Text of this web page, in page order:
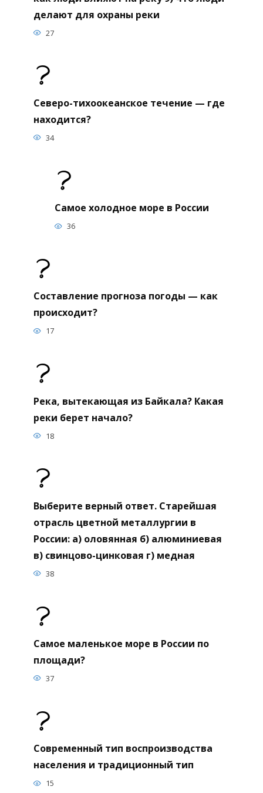
делают для охраны реки
27
Северо-тихоокеанское течение — где
находится?
34
Самое холодное море в России
36
Составление прогноза погоды — как
происходит?
17
Река, вытекающая из Байкала? Какая
реки берет начало?
18
Выберите верный ответ. Старейшая
отрасль цветной металлургии в
России: а) оловянная б) алюминиевая
в) свинцово-цинковая г) медная
38
Самое маленькое море в России по
площади?
37
Современный тип воспроизводства
населения и традиционный тип
15